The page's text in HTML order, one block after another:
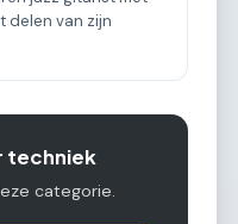
delen van zijn
techniek
categorie.